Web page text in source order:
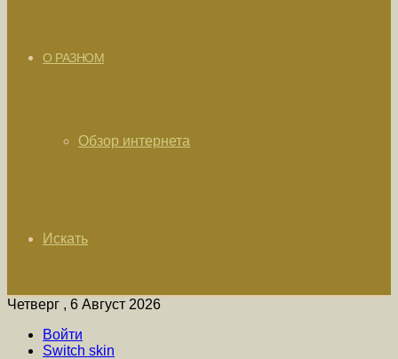
О РАЗНОМ
Обзор интернета
Искать
Четверг , 6 Август 2026
Войти
Switch skin